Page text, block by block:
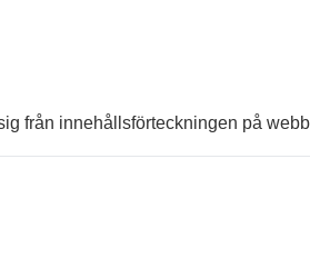
från innehållsförteckningen på